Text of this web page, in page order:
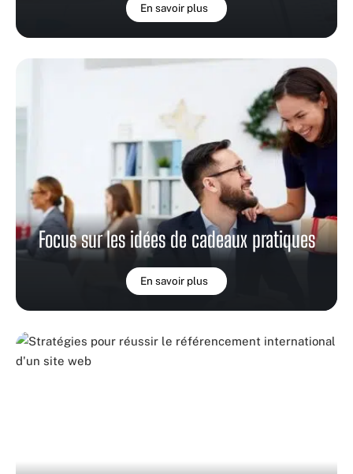
En savoir plus
Focus sur les idées de cadeaux pratiques
En savoir plus